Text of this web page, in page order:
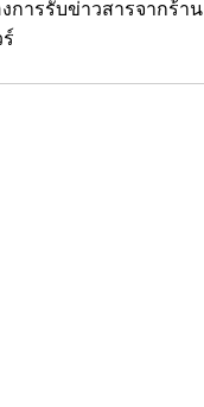
การรับข่าวสารจากร้าน